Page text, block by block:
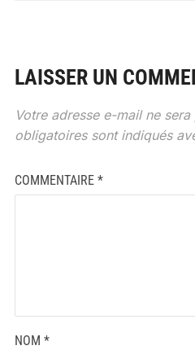
LAISSER UN
Votre adresse e-mail ne
obligatoires sont indiqués
COMMENTAIRE *
NOM *